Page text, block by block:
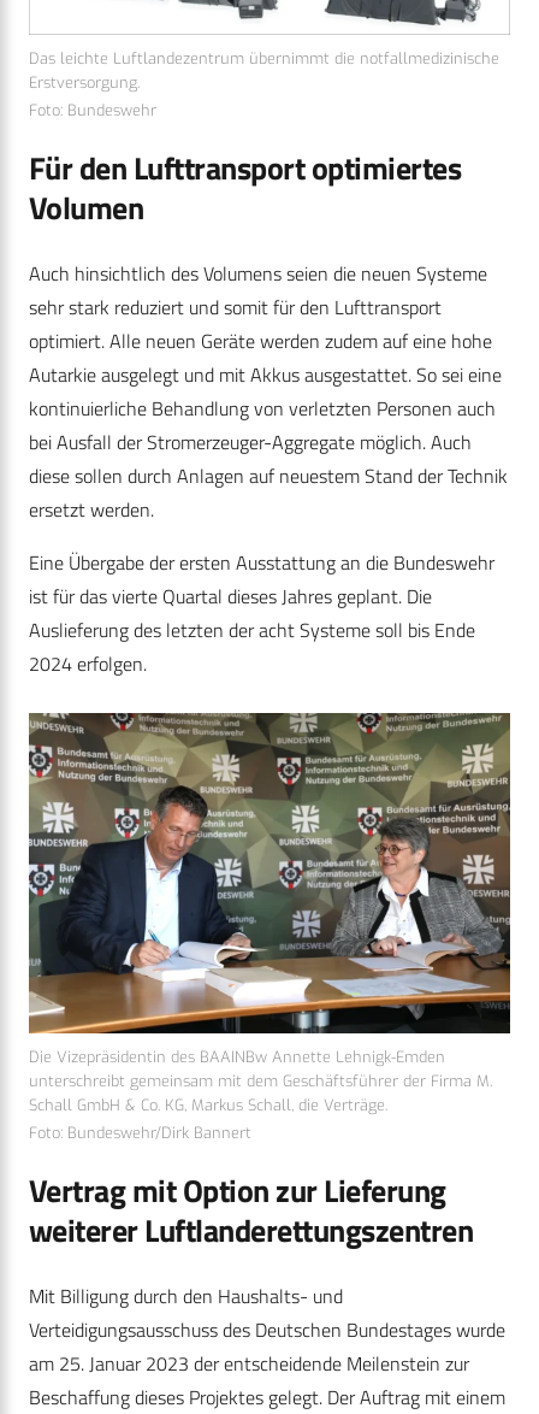
Das leichte Luftlandezentrum übernimmt die notfallmedizinische
Erstversorgung.
Foto: Bundeswehr
Für den Lufttransport optimiertes
Volumen
Auch hinsichtlich des Volumens seien die neuen Systeme
sehr stark reduziert und somit für den Lufttransport
optimiert. Alle neuen Geräte werden zudem auf eine hohe
Autarkie ausgelegt und mit Akkus ausgestattet. So sei eine
kontinuierliche Behandlung von verletzten Personen auch
bei Ausfall der Stromerzeuger-Aggregate möglich. Auch
diese sollen durch Anlagen auf neuestem Stand der Technik
ersetzt werden.
Eine Übergabe der ersten Ausstattung an die Bundeswehr
ist für das vierte Quartal dieses Jahres geplant. Die
Auslieferung des letzten der acht Systeme soll bis Ende
2024 erfolgen.
Die Vizepräsidentin des BAAINBw Annette Lehnigk-Emden
unterschreibt gemeinsam mit dem Geschäftsführer der Firma M.
Schall GmbH & Co. KG, Markus Schall, die Verträge.
Foto: Bundeswehr/Dirk Bannert
Vertrag mit Option zur Lieferung
weiterer Luftlanderettungszentren
Mit Billigung durch den Haushalts- und
Verteidigungsausschuss des Deutschen Bundestages wurde
am 25. Januar 2023 der entscheidende Meilenstein zur
Beschaffung dieses Projektes gelegt. Der Auftrag mit einem